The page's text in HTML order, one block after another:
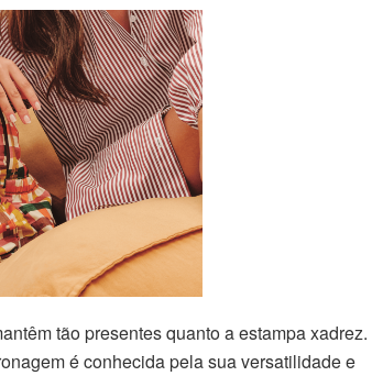
tão presentes quanto a estampa xadrez.
é conhecida pela sua versatilidade e